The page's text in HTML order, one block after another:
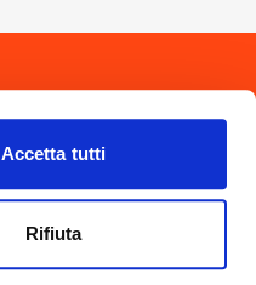
Accetta tutti
Rifiuta